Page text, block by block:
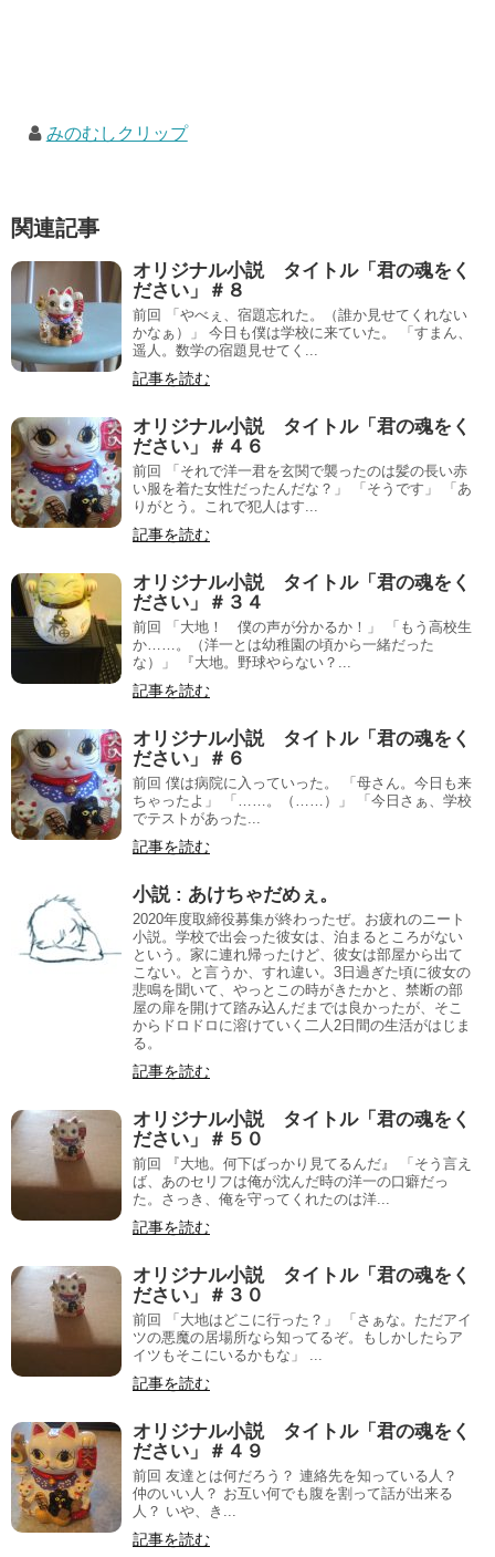
みのむしクリップ
関連記事
オリジナル小説 タイトル「君の魂をく
ださい」＃８
前回 「やべぇ、宿題忘れた。（誰か見せてくれない
かなぁ）」 今日も僕は学校に来ていた。 「すまん、
遥人。数学の宿題見せてく...
記事を読む
オリジナル小説 タイトル「君の魂をく
ださい」＃４６
前回 「それで洋一君を玄関で襲ったのは髪の長い赤
い服を着た女性だったんだな？」 「そうです」 「あ
りがとう。これで犯人はす...
記事を読む
オリジナル小説 タイトル「君の魂をく
ださい」＃３４
前回 「大地！ 僕の声が分かるか！」 「もう高校生
か……。（洋一とは幼稚園の頃から一緒だった
な）」 『大地。野球やらない？...
記事を読む
オリジナル小説 タイトル「君の魂をく
ださい」＃６
前回 僕は病院に入っていった。 「母さん。今日も来
ちゃったよ」 「……。（……）」 「今日さぁ、学校
でテストがあった...
記事を読む
小説 : あけちゃだめぇ。
2020年度取締役募集が終わったぜ。お疲れのニート
小説。学校で出会った彼女は、泊まるところがない
という。家に連れ帰ったけど、彼女は部屋から出て
こない。と言うか、すれ違い。3日過ぎた頃に彼女の
悲鳴を聞いて、やっとこの時がきたかと、禁断の部
屋の扉を開けて踏み込んだまでは良かったが、そこ
からドロドロに溶けていく二人2日間の生活がはじま
る。
記事を読む
オリジナル小説 タイトル「君の魂をく
ださい」＃５０
前回 『大地。何下ばっかり見てるんだ』 「そう言え
ば、あのセリフは俺が沈んだ時の洋一の口癖だっ
た。さっき、俺を守ってくれたのは洋...
記事を読む
オリジナル小説 タイトル「君の魂をく
ださい」＃３０
前回 「大地はどこに行った？」 「さぁな。ただアイ
ツの悪魔の居場所なら知ってるぞ。もしかしたらア
イツもそこにいるかもな」 ...
記事を読む
オリジナル小説 タイトル「君の魂をく
ださい」＃４９
前回 友達とは何だろう？ 連絡先を知っている人？
仲のいい人？ お互い何でも腹を割って話が出来る
人？ いや、き...
記事を読む